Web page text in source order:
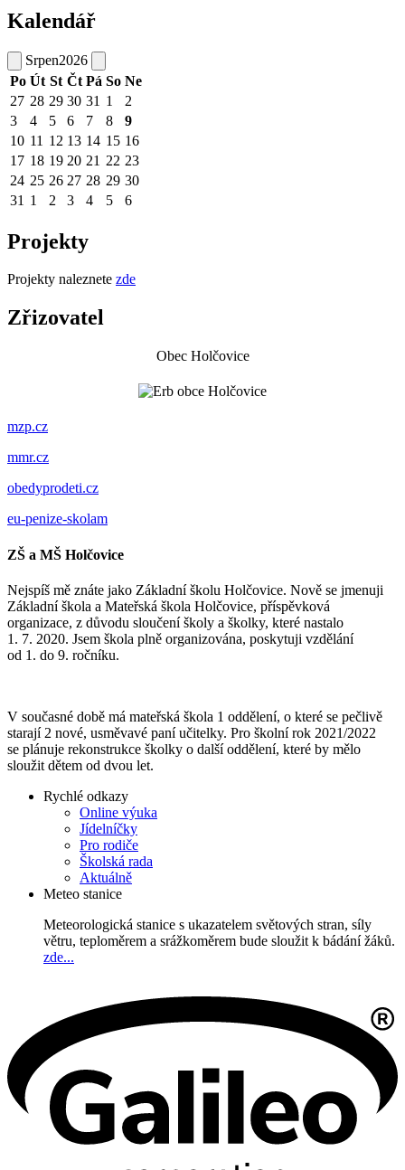
Kalendář
Srpen2026
Po Út St Čt Pá So Ne
27 28 29 30 31 1
2
3
4 5 6 7 8
9
10 11 12 13 14 15 16
17 18 19 20 21 22 23
24 25 26 27 28 29 30
31 1 2 3 4 5 6
Projekty
Projekty naleznete zde
Zřizovatel
Obec Holčovice
mzp.cz
mmr.cz
obedyprodeti.cz
eu-penize-skolam
ZŠ a MŠ Holčovice
Nejspíš mě znáte jako Základní školu Holčovice. Nově se jmenuji
Základní škola a Mateřská škola Holčovice, příspěvková
organizace, z důvodu sloučení školy a školky, které nastalo
1. 7. 2020. Jsem škola plně organizována, poskytuji vzdělání
od 1. do 9. ročníku.
V současné době má mateřská škola 1 oddělení, o které se pečlivě
starají 2 nové, usměvavé paní učitelky. Pro školní rok 2021/2022
se plánuje rekonstrukce školky o další oddělení, které by mělo
sloužit dětem od dvou let.
Rychlé odkazy
Online výuka
Jídelníčky
Pro rodiče
Školská rada
Aktuálně
Meteo stanice
Meteorologická stanice s ukazatelem světových stran, síly
větru, teploměrem a srážkoměrem bude sloužit k bádání žáků.
zde...